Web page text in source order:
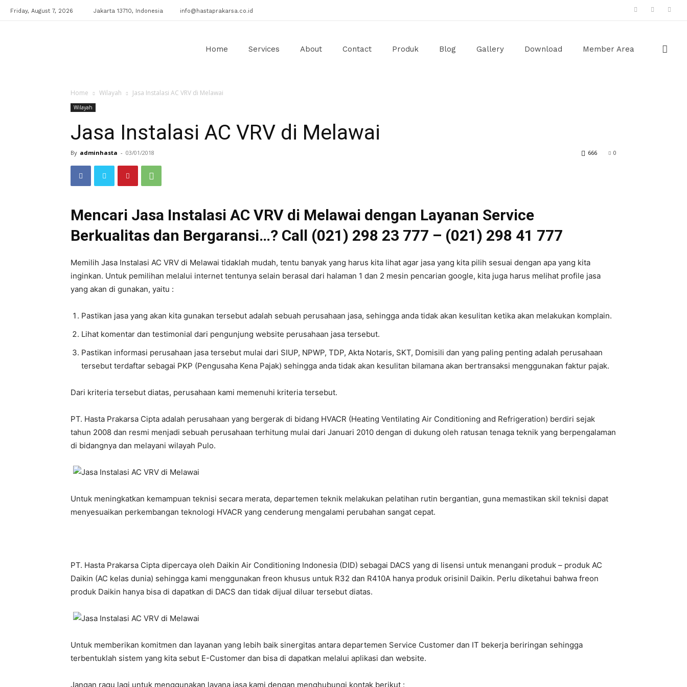
Friday, August 7, 2026 Jakarta 13710, Indonesia info@hastaprakarsa.co.id
Home Services About Contact Produk Blog Gallery Download Member Area
Home Wilayah Jasa Instalasi AC VRV di Melawai
Wilayah
Jasa Instalasi AC VRV di Melawai
By adminhasta - 03/01/2018 0
666
Mencari Jasa Instalasi AC VRV di Melawai dengan Layanan Service
Berkualitas dan Bergaransi…? Call (021) 298 23 777 – (021) 298 41 777
Memilih Jasa Instalasi AC VRV di Melawai tidaklah mudah, tentu banyak yang harus kita lihat agar jasa yang kita pilih sesuai dengan apa yang kita
inginkan. Untuk pemilihan melalui internet tentunya selain berasal dari halaman 1 dan 2 mesin pencarian google, kita juga harus melihat profile jasa
yang akan di gunakan, yaitu :
Pastikan jasa yang akan kita gunakan tersebut adalah sebuah perusahaan jasa, sehingga anda tidak akan kesulitan ketika akan melakukan komplain.
Lihat komentar dan testimonial dari pengunjung website perusahaan jasa tersebut.
Pastikan informasi perusahaan jasa tersebut mulai dari SIUP, NPWP, TDP, Akta Notaris, SKT, Domisili dan yang paling penting adalah perusahaan
tersebut terdaftar sebagai PKP (Pengusaha Kena Pajak) sehingga anda tidak akan kesulitan bilamana akan bertransaksi menggunakan faktur pajak.
Dari kriteria tersebut diatas, perusahaan kami memenuhi kriteria tersebut.
PT. Hasta Prakarsa Cipta adalah perusahaan yang bergerak di bidang HVACR (Heating Ventilating Air Conditioning and Refrigeration) berdiri sejak
tahun 2008 dan resmi menjadi sebuah perusahaan terhitung mulai dari Januari 2010 dengan di dukung oleh ratusan tenaga teknik yang berpengalaman
di bidangnya dan melayani wilayah Pulo.
Untuk meningkatkan kemampuan teknisi secara merata, departemen teknik melakukan pelatihan rutin bergantian, guna memastikan skil teknisi dapat
menyesuaikan perkembangan teknologi HVACR yang cenderung mengalami perubahan sangat cepat.
PT. Hasta Prakarsa Cipta dipercaya oleh Daikin Air Conditioning Indonesia (DID) sebagai DACS yang di lisensi untuk menangani produk – produk AC
Daikin (AC kelas dunia) sehingga kami menggunakan freon khusus untuk R32 dan R410A hanya produk orisinil Daikin. Perlu diketahui bahwa freon
produk Daikin hanya bisa di dapatkan di DACS dan tidak dijual diluar tersebut diatas.
Untuk memberikan komitmen dan layanan yang lebih baik sinergitas antara departemen Service Customer dan IT bekerja beriringan sehingga
terbentuklah sistem yang kita sebut E-Customer dan bisa di dapatkan melalui aplikasi dan website.
Jangan ragu lagi untuk menggunakan layana jasa kami dengan menghubungi kontak berikut :